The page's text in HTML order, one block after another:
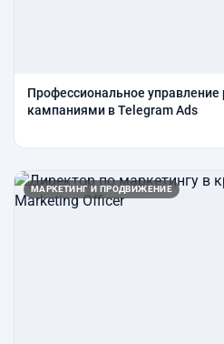
Профессиональное
кампаниями в Telegram Ads
МАРКЕТИНГ И ПРОДВИЖЕНИЕ